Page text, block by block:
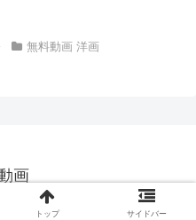
無料動画 洋画
画
料動画.
トップ サイドバー